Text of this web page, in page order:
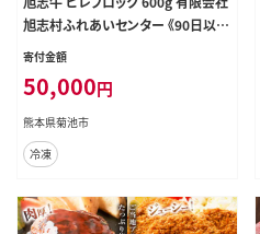
旭志村ふれあいセンター 《90日以内
に出荷予定(土日祝除く)》 お肉 牛肉
牛 冷凍 送料無料---001-1953---
寄付金額
50,000円
熊本県菊池市
冷凍